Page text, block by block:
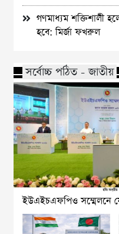
গণমাধ্যম শক্তিশালী
হবে: মির্জা ফখরুল
সর্বোচ্চ পঠিত - জাতীয়
ইউএইচএফপিও সম্মেলনে